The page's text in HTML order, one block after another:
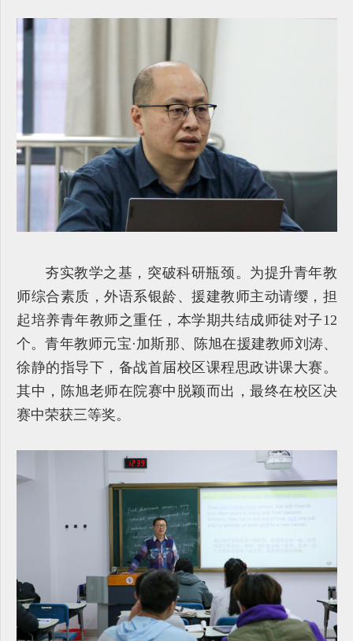
夯实教学之基，突破科研瓶颈。为提升青年教
师综合素质，外语系银龄、援建教师主动请缨，担
起培养青年教师之重任，本学期共结成师徒对子12
个。青年教师元宝·加斯那、陈旭在援建教师刘涛、
徐静的指导下，备战首届校区课程思政讲课大赛。
其中，陈旭老师在院赛中脱颖而出，最终在校区决
赛中荣获三等奖。